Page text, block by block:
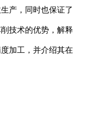
产，同时也保证了
技术的优势，解释
加工，并介绍其在